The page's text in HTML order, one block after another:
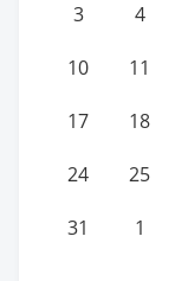
3 4
10 11
17 18
24 25
31 1